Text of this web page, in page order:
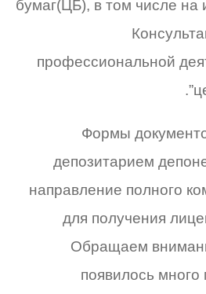
бумаг(ЦБ), в том числе на
профессиональной
Формы
депозитарием
направление полного
для получения
Обращаем
появилось